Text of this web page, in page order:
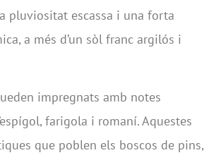
pluviositat escassa i una forta
a més d’un sòl franc argilós i
impregnats amb notes
farigola i romaní. Aquestes
que poblen els boscos de pins,